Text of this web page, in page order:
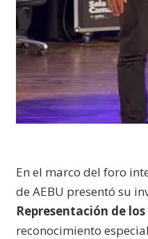
En el marco del foro
de AEBU presentó su
Representación de
reconocimiento